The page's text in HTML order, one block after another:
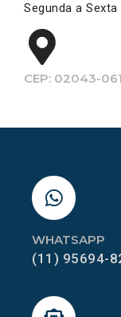
Segunda a
CEP: 02043-061
WHATSAPP
(11) 95694-